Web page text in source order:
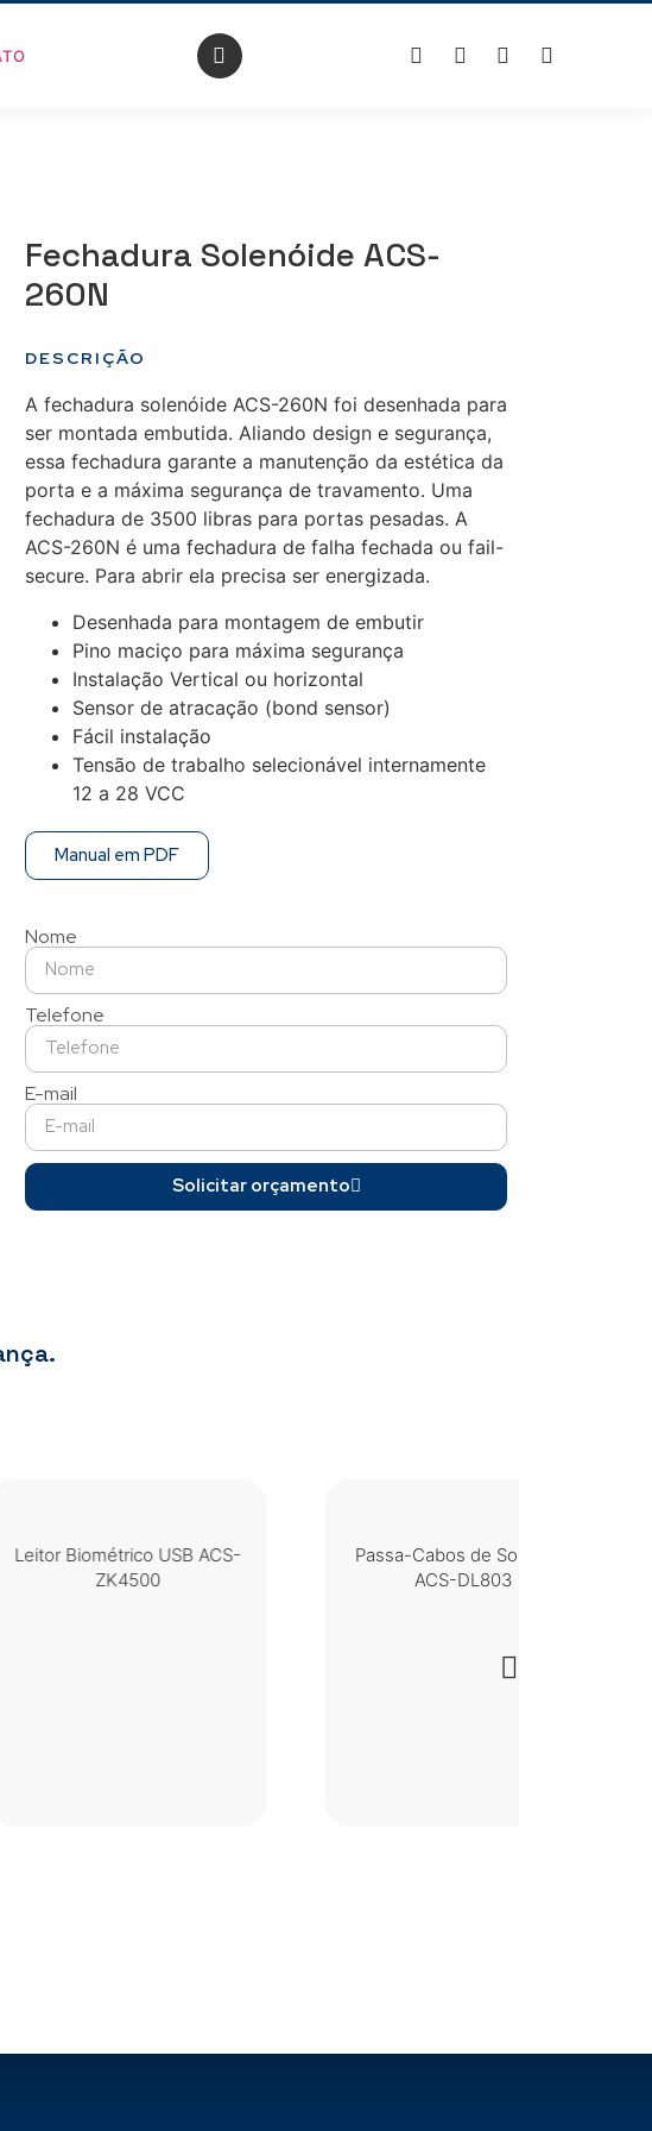
Fechadura Solenóide ACS-
260N
DESCRIÇÃO
A fechadura solenóide ACS-260N foi desenhada para
ser montada embutida. Aliando design e segurança,
essa fechadura garante a manutenção da estética da
porta e a máxima segurança de travamento. Uma
fechadura de 3500 libras para portas pesadas. A
ACS-260N é uma fechadura de falha fechada ou fail-
secure. Para abrir ela precisa ser energizada.
Desenhada para montagem de embutir
Pino maciço para máxima segurança
Instalação Vertical ou horizontal
Sensor de atracação (bond sensor)
Fácil instalação
Tensão de trabalho selecionável internamente
12 a 28 VCC
Manual em PDF
Nome
Telefone
E-mail
Solicitar orçamento
USB ACS-
Passa-Cabos de Sobrepor